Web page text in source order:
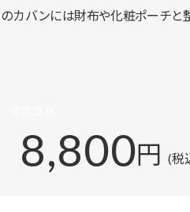
のカバンには財布や化粧ポーチ
8,800円 (税